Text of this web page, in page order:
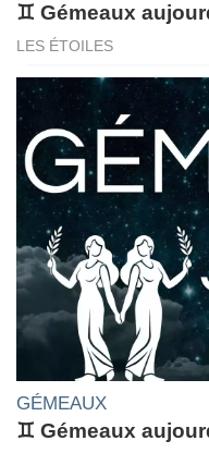
♊ Gémeaux
LES ÉTOILES
GÉMEAUX
♊ Gémeaux